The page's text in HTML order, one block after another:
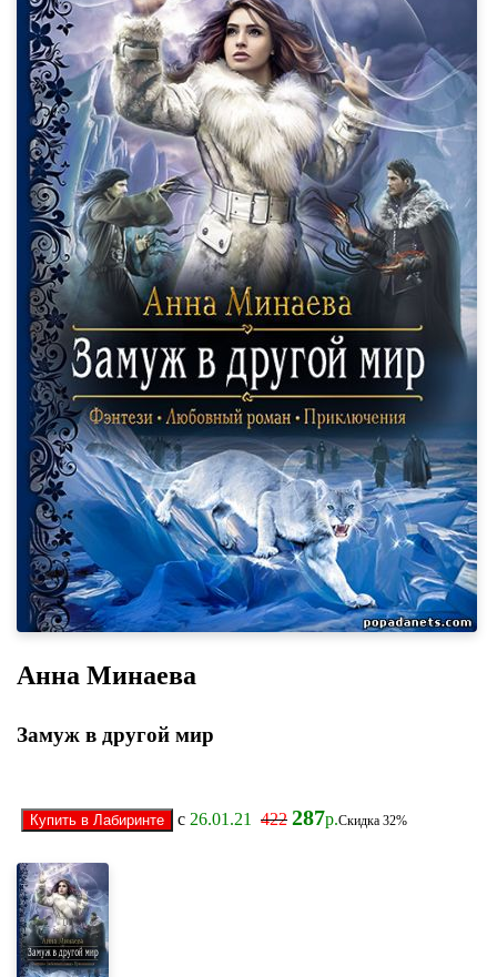
Анна Минаева
Замуж в другой мир
с 26.01.21 422 287р.Скидка 32%